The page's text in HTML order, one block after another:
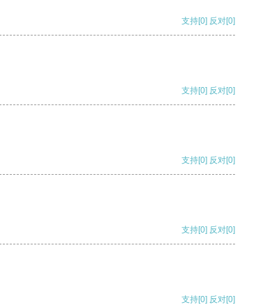
支持[0] 反对[0]
支持[0] 反对[0]
支持[0] 反对[0]
支持[0] 反对[0]
支持[0] 反对[0]